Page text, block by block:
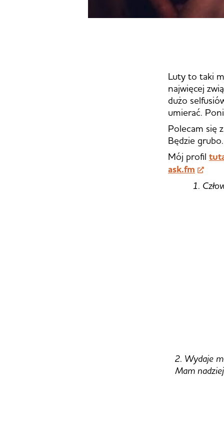
Luty to taki
najwięcej
dużo
umierać.
Polecam się
Będzie grubo.
Mój profil
ask.fm
1.
2. Wydaje
Mam